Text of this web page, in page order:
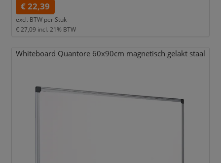
€ 22,39
excl. BTW per Stuk
€ 27,09 incl. 21% BTW
Whiteboard Quantore 60x90cm magnetisch gelakt staal